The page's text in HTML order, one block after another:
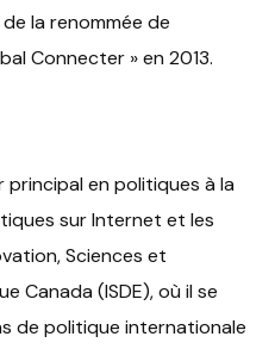
la renommée de
Connecter » en 2013.
principal en politiques à la
sur Internet et les
Sciences et
Canada (ISDE), où il se
de politique internationale